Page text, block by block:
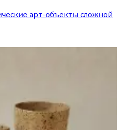
арт-объекты сложной